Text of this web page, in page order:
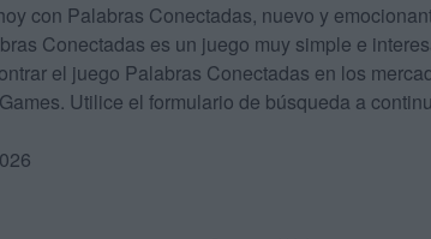
con Palabras Conectadas, nuevo y
Conectadas es un juego muy simple e
el juego Palabras Conectadas en los
Utilice el formulario de búsqueda a